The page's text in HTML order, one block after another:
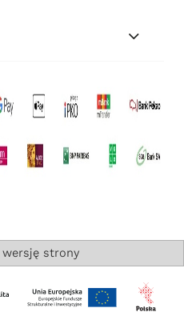
wersję strony